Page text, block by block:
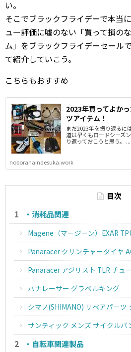
い。
そこでブラックフライデーで本当
ュー評価に嘘のない「買って損の
ム」をブラックフライデーセール
て紹介していこう。
こちらもおすすめ
2023年買ってよか
ツアイテム！
まだ2023年を振り返るに
道は早くもロードシーズ
り返っておこうと思う。 ...
noboranaindesuka.work
目次
・消耗品関連
Magene（マージーン）EXAR
Panaracer クリンチャータイヤ
Panaracer アジリスト TLR チュ
パナレーサー グラベルキング
シマノ(SHIMANO) リペアパーツ
サンティック メンズ サイクルパ
・自転車関連製品